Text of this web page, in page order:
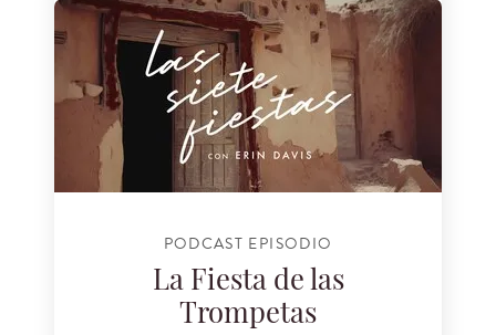
PODCAST EPISODIO
La Fiesta de las
Trompetas